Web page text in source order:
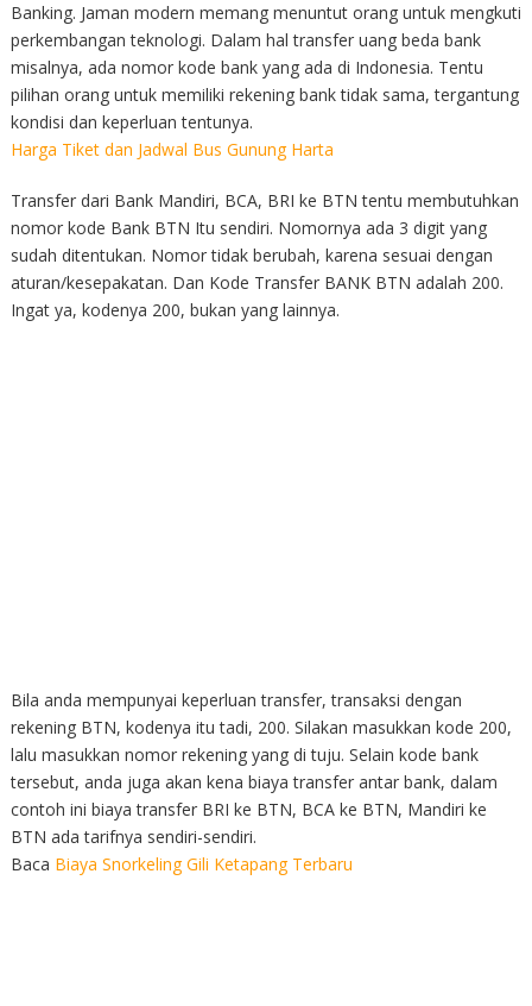
Banking. Jaman modern memang menuntut orang untuk mengkuti
perkembangan teknologi. Dalam hal transfer uang beda bank
misalnya, ada nomor kode bank yang ada di Indonesia. Tentu
pilihan orang untuk memiliki rekening bank tidak sama, tergantung
kondisi dan keperluan tentunya.
Harga Tiket dan Jadwal Bus Gunung Harta
Transfer dari Bank Mandiri, BCA, BRI ke BTN tentu membutuhkan
nomor kode Bank BTN Itu sendiri. Nomornya ada 3 digit yang
sudah ditentukan. Nomor tidak berubah, karena sesuai dengan
aturan/kesepakatan. Dan Kode Transfer BANK BTN adalah 200.
Ingat ya, kodenya 200, bukan yang lainnya.
Bila anda mempunyai keperluan transfer, transaksi dengan
rekening BTN, kodenya itu tadi, 200. Silakan masukkan kode 200,
lalu masukkan nomor rekening yang di tuju. Selain kode bank
tersebut, anda juga akan kena biaya transfer antar bank, dalam
contoh ini biaya transfer BRI ke BTN, BCA ke BTN, Mandiri ke
BTN ada tarifnya sendiri-sendiri.
Baca Biaya Snorkeling Gili Ketapang Terbaru